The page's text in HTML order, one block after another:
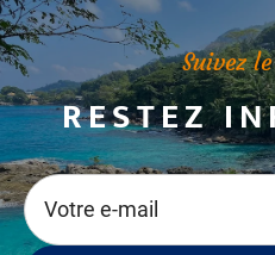
Suivez
RESTEZ